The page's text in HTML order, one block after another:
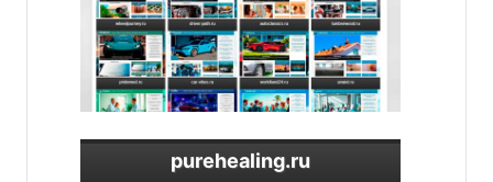
purehealing.ru